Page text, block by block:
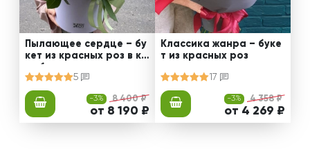
Пылающее сердце – бу
кет из красных роз в ко
робке
5
-3% 8 400 ₽
от 8 190 ₽
Классика жанра – буке
т из красных роз
17
-3% 4 358 ₽
от 4 269 ₽